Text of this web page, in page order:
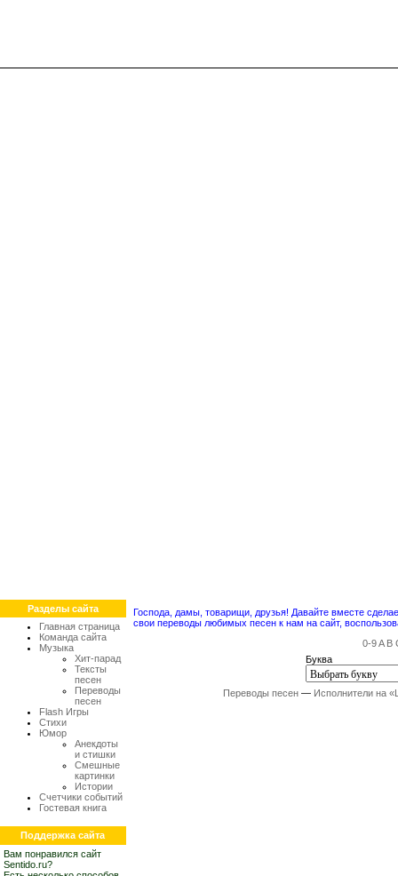
Разделы сайта
Главная страница
Команда сайта
Музыка
Хит-парад
Тексты
песен
Переводы
песен
Flash Игры
Стихи
Юмор
Анекдоты
и стишки
Смешные
картинки
Истории
Счетчики событий
Гостевая книга
Поддержка сайта
Вам понравился сайт
Sentido.ru?
Господа, дамы, товарищи, друзья! Давайте вместе
свои переводы любимых песен к нам на сайт,
0-9 A B
Буква
Переводы песен — Исполнители на